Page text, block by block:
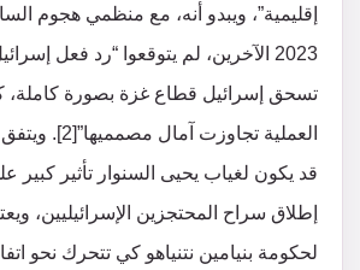
إقليمية”، ويبدو أنه، مع منظمي هجوم
2023 الآخرين، لم يتوقعوا “رد فعل
تسحق إسرائيل قطاع غزة بصورة كاملة،
العملية
قد يكون لغياب يحيى السنوار تأثير
إطلاق سراح المحتجزين الإسرائيليين،
لحكومة بنيامين نتنياهو كي تتحرك نحو